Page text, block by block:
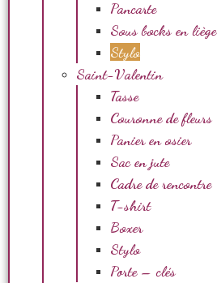
Pancarte
Sous bocks en liège
Stylo
Saint-Valentin
Tasse
Couronne de fleurs
Panier en osier
Sac en jute
Cadre de rencontre
T-shirt
Boxer
Stylo
Porte – clés